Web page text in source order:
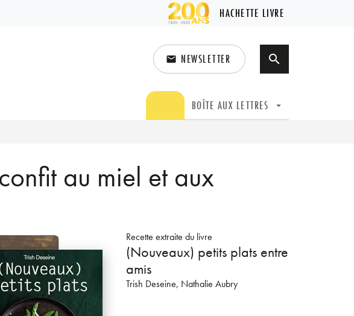
HACHETTE LIVRE
email NEWSLETTER search
BOÎTE AUX LETTRES arrow_drop_down
au miel et aux
Recette extraite du livre
(Nouveaux) petits plats entre
amis
Trish Deseine, Nathalie Aubry